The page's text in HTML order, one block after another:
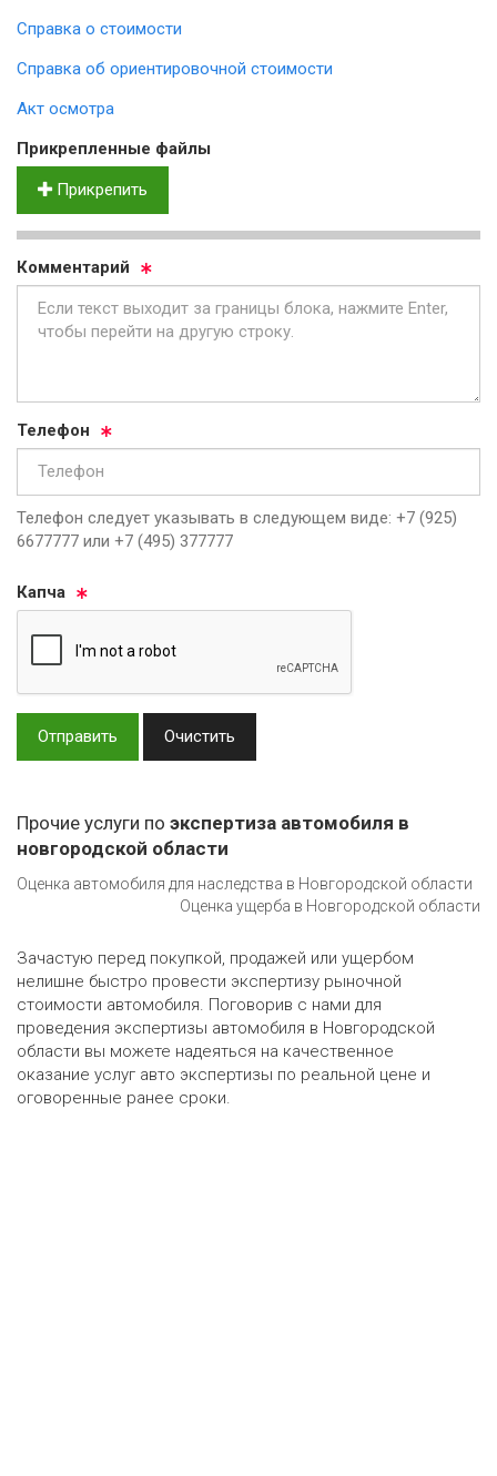
Справка о стоимости
Справка об ориентировочной стоимости
Акт осмотра
Прик­реп­лен­ные фай­лы
Прикрепить
Ком­мен­та­рий
Те­ле­фон
Телефон следует указывать в следующем виде: +7 (925)
6677777 или +7 (495) 377777
Кап­ча
Отправить Очистить
Прочие услуги по экспертиза автомобиля в
новгородской области
Оценка автомобиля для наследства в Новгородской области
Оценка ущерба в Новгородской области
Зачастую перед покупкой, продажей или ущербом
нелишне быстро провести экспертизу рыночной
стоимости автомобиля. Поговорив с нами для
проведения экспертизы автомобиля в Новгородской
области вы можете надеяться на качественное
оказание услуг авто экспертизы по реальной цене и
оговоренные ранее сроки.